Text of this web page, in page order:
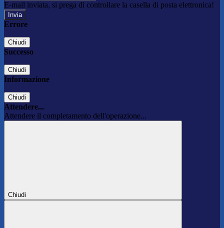
E-mail inviata, si prega di controllare la casella di posta elettronica!
Errore
Chiudi
Successo
Chiudi
Informazione
Chiudi
Attendere...
Attendere il completamento dell'operazione...
Chiudi